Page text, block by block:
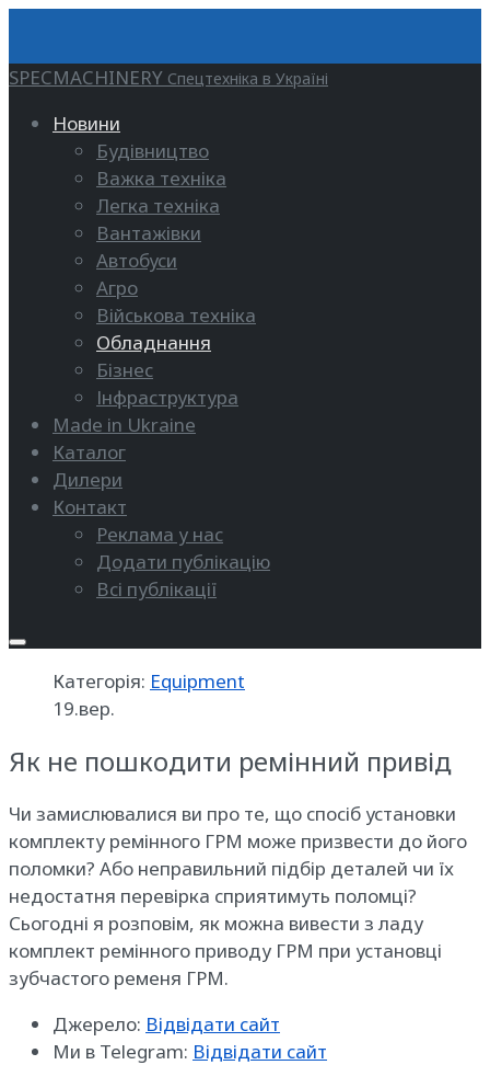
SPECMACHINERY Спецтехніка в Україні
Новини
Будівництво
Важка техніка
Легка техніка
Вантажівки
Автобуси
Агро
Військова техніка
Обладнання
Бізнес
Інфраструктура
Made in Ukraine
Каталог
Дилери
Контакт
Реклама у нас
Додати публікацію
Всі публікації
Категорія: Equipment
19.вер.
Як не пошкодити ремінний привід
Чи замислювалися ви про те, що спосіб установки
комплекту ремінного ГРМ може призвести до його
поломки? Або неправильний підбір деталей чи їх
недостатня перевірка сприятимуть поломці?
Сьогодні я розповім, як можна вивести з ладу
комплект ремінного приводу ГРМ при установці
зубчастого ременя ГРМ.
Джерело: Відвідати сайт
Ми в Telegram: Відвідати сайт